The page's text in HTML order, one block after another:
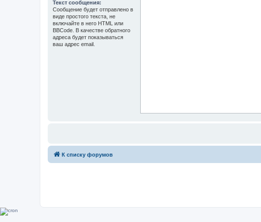
Текст сообщения:
Сообщение будет отправлено в
виде простого текста, не
включайте в него HTML или
BBCode. В качестве обратного
адреса будет показываться
ваш адрес email.
К списку форумов